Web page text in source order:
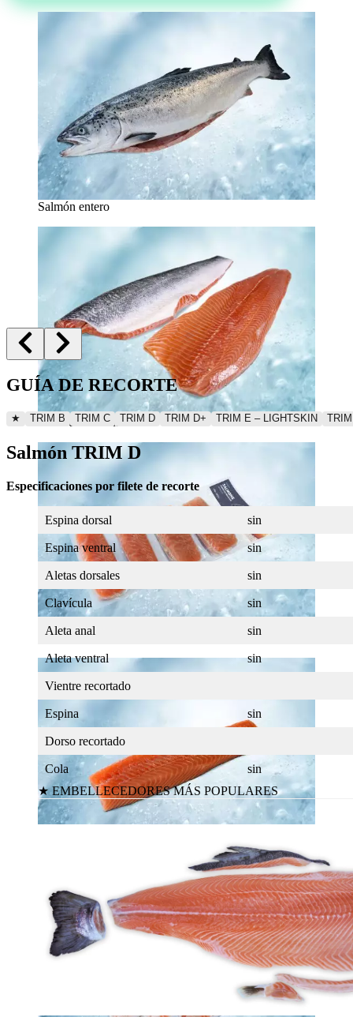
Salmón entero
Filete de salmón
Raciones de Salmón
GUÍA DE RECORTE
★ TRIM B TRIM C TRIM D TRIM D+ TRIM E – LIGHTSKIN
Salmón TRIM D
Especificaciones por filete de recorte
Espina dorsal sin
Espina ventral sin
Aletas dorsales sin
Clavícula sin
Aleta anal sin
Aleta ventral sin
Vientre recortado
Espina sin
Dorso recortado
Cola
sin
★ EMBELLECEDORES MÁS POPULARES